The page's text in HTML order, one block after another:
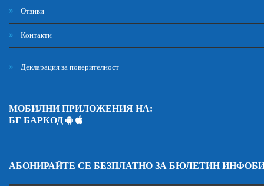
Отзиви
Контакти
Декларация за поверителност
МОБИЛНИ ПРИЛОЖЕНИЯ НА:
БГ БАРКОД
АБОНИРАЙТЕ СЕ БЕЗПЛАТНО ЗА БЮЛЕТИН